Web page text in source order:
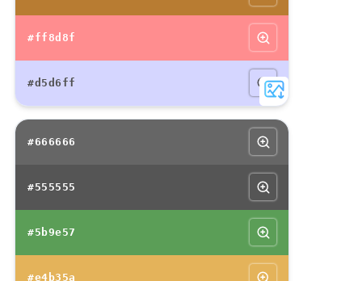
#ff8d8f
#d5d6ff
#666666
#555555
#5b9e57
#e4b35a